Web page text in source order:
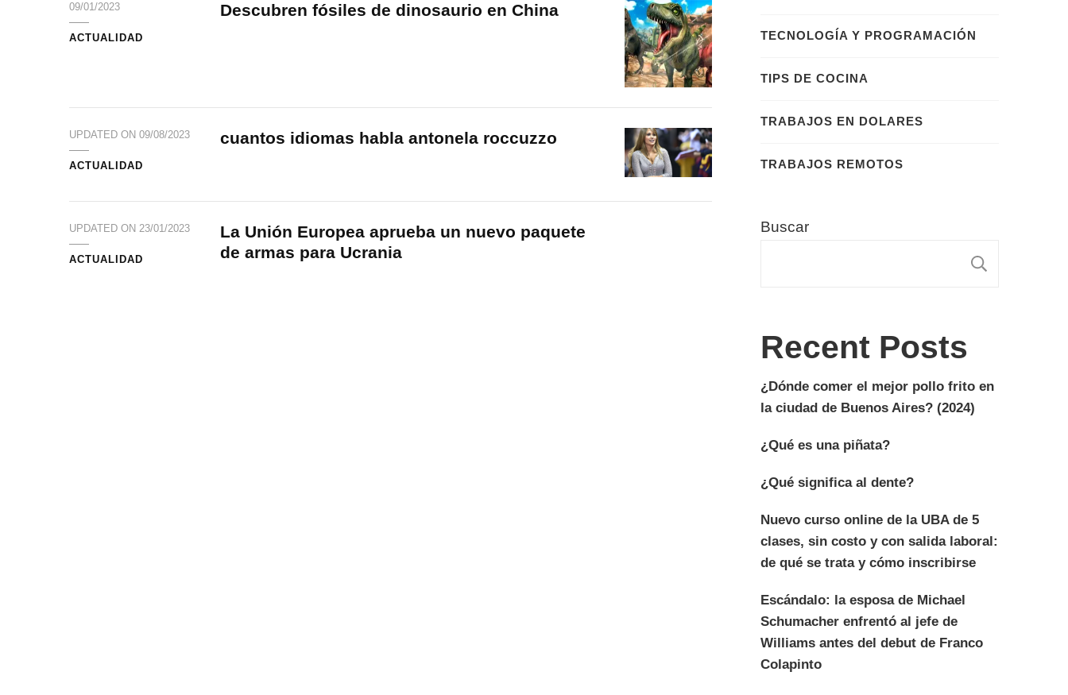
09/01/2023
ACTUALIDAD
Descubren fósiles de dinosaurio en China
UPDATED ON 09/08/2023
ACTUALIDAD
cuantos idiomas habla antonela roccuzzo
UPDATED ON 23/01/2023
ACTUALIDAD
La Unión Europea aprueba un nuevo paquete
de armas para Ucrania
TECNOLOGÍA Y PROGRAMACIÓN
TIPS DE COCINA
TRABAJOS EN DOLARES
TRABAJOS REMOTOS
Buscar
Recent Posts
¿Dónde comer el mejor pollo frito en
la ciudad de Buenos Aires? (2024)
¿Qué es una piñata?
¿Qué significa al dente?
Nuevo curso online de la UBA de 5
clases, sin costo y con salida laboral:
de qué se trata y cómo inscribirse
Escándalo: la esposa de Michael
Schumacher enfrentó al jefe de
Williams antes del debut de Franco
Colapinto